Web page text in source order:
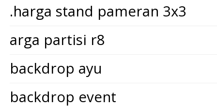
.harga stand pameran 3x3
arga partisi r8
backdrop ayu
backdrop event